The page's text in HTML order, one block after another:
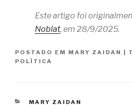
Este artigo foi
Noblat, em 28/9/2025.
POSTADO EM MARY ZAIDAN |
POLÍTICA
CATEGORIAS
MARY ZAIDAN